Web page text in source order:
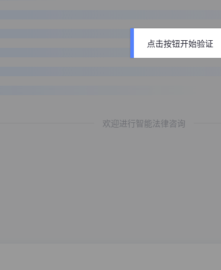
欢迎进行智能法律咨询
点击按钮开始验证